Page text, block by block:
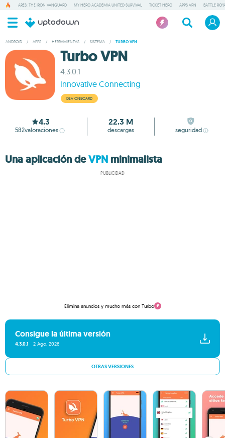
ARES: THE IRON VANGUARD MY HERO ACADEMIA UNITED SURVIVAL TICKET HERO APPS VPN BATTLE
ANDROID / APPS / HERRAMIENTAS / SISTEMA / TURBO VPN
Turbo VPN
4.3.0.1
Innovative Connecting
DEV ONBOARD
4.3
582valoraciones
22.3 M
descargas seguridad
Una aplicación deVPN minimalista
PUBLICIDAD
Elimina anuncios y mucho más con Turbo
Consigue la última versión
4.3.0.1 2 Ago. 2026
OTRAS VERSIONES